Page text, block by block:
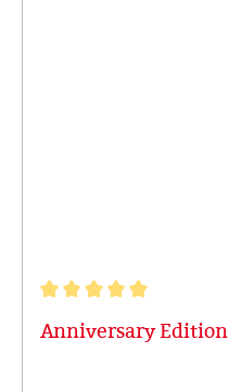
Anniversary